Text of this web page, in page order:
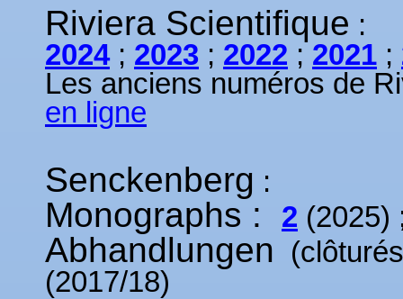
Riviera Scientifique :
2024; 2023 ; 2022 ; 2021 ;
Les anciens numéros de
en ligne
Senckenberg :
Monographs : 2 (2025)
Abhandlungen
(2017/18)